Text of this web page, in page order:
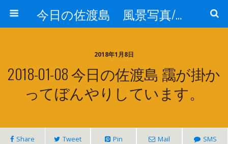
今日の佐渡島 風景写真/天気/お酒/お米/温泉
2018年1月8日
2018-01-08 今日の佐渡島 靄が掛か
ってぼんやりしています。
Share Tweet Pin Mail SMS